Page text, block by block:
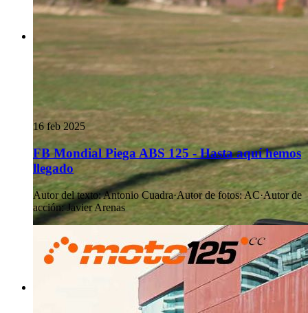
16 feb 2025
FB Mondial Piega ABS 125 - Hasta aquí hemos
llegado
Autor del texto:Antonio Cuadra·Autor de fotos:AC·Autor de
acción: Javier Arenas